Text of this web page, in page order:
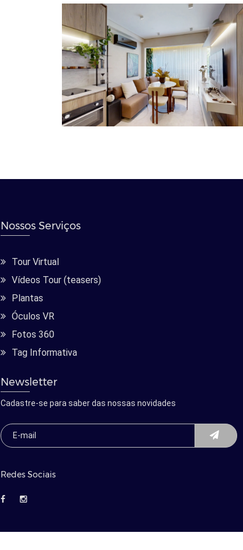
Nossos Serviços
Tour Virtual
Vídeos Tour (teasers)
Plantas
Óculos VR
Fotos 360
Tag Informativa
Newsletter
Cadastre-se para saber das nossas novidades
Redes Sociais